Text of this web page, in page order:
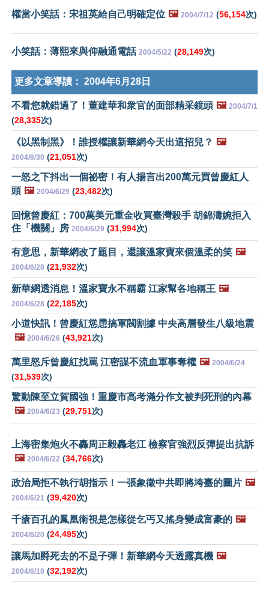
權當小笑話：宋祖英給自己明確定位 🖼️ 2004/7/12 (56,154次)
小笑話：薄熙來與仰融通電話 2004/5/22 (28,149次)
更多文章導讀： 2004年6月28日
不看您就錯過了！董建華和衆官的面部精采鏡頭 🖼️ 2004/7/1
(28,335次)
《以黑制黑》！誰授權讓新華網今天出這招兒？ 🖼️
2004/6/30 (21,051次)
一怒之下抖出一個祕密！有人揚言出200萬元買曾慶紅人
頭 🖼️ 2004/6/29 (23,482次)
回憶曾慶紅：700萬美元重金收買臺灣殺手 胡錦濤婉拒入
住「機關」房 2004/6/29 (31,994次)
有意思，新華網改了題目，還讓溫家寶來個溫柔的笑 🖼️
2004/6/28 (21,932次)
新華網透消息！溫家寶永不稱霸 江家幫各地稱王 🖼️
2004/6/28 (22,185次)
小道快訊！曾慶紅慫恿搞軍閥割據 中央高層發生八級地震
🖼️ 2004/6/26 (43,921次)
萬里怒斥曾慶紅找罵 江密謀不流血軍事奪權 🖼️ 2004/6/24
(31,539次)
驚動陳至立賀國強！重慶市高考滿分作文被判死刑的內幕
🖼️ 2004/6/23 (29,751次)
上海密集炮火不轟周正毅轟老江 檢察官強烈反彈提出抗訴
🖼️ 2004/6/22 (34,766次)
政治局拒不執行胡指示！一張象徵中共即將垮臺的圖片 🖼️
2004/6/21 (39,420次)
千瘡百孔的鳳凰衛視是怎樣從乞丐又搖身變成富豪的 🖼️
2004/6/20 (24,495次)
讓馬加爵死去的不是子彈！新華網今天透露真機 🖼️
2004/6/18 (32,192次)